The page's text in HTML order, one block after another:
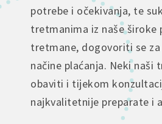
potrebe i očekivanja, te
tretmanima iz naše široke
tretmane, dogovoriti se
načine plaćanja. Neki
obaviti i tijekom
najkvalitetnije preparate i